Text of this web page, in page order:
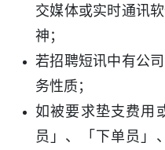
交媒体或实时通讯
神；
若招聘短讯中有公
务性质；
如被要求垫支费用
员」、「下单员」